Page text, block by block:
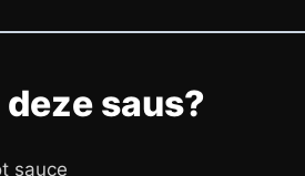
saus?
sauce